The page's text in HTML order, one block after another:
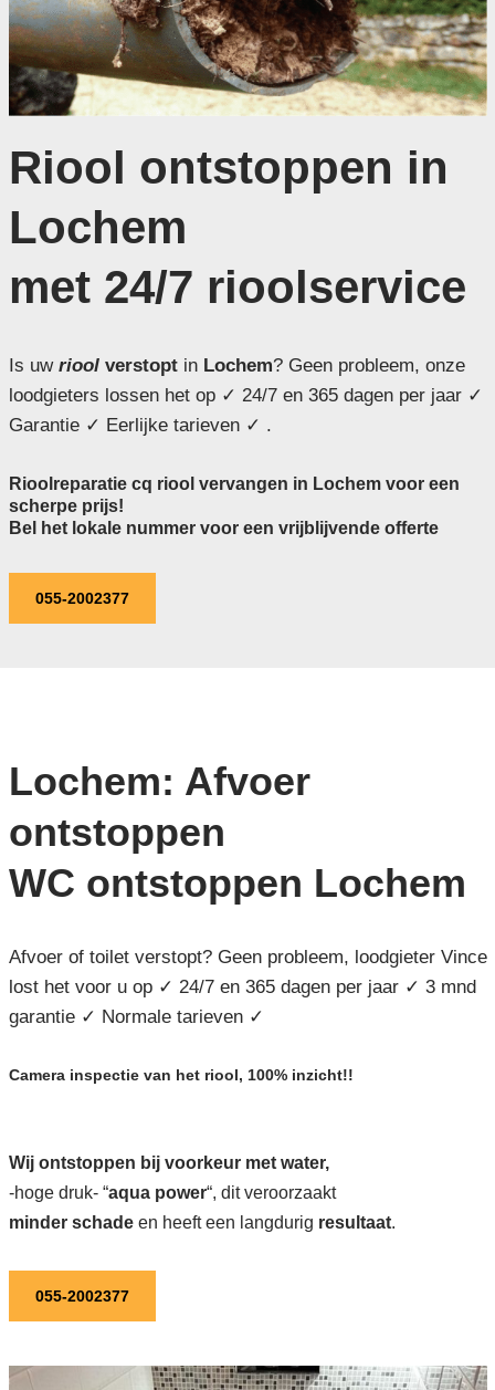
Riool ontstoppen in
Lochem
met 24/7 rioolservice
Is uw rioolverstoptin Lochem? Geen probleem, onze
loodgieters lossen het op ✓ 24/7 en 365 dagen per jaar ✓
Garantie ✓ Eerlijke tarieven ✓ .
Rioolreparatie cq riool vervangen in Lochem voor een
scherpe prijs!
Bel het lokale nummer voor een vrijblijvende offerte
055-2002377
Lochem: Afvoer
ontstoppen
WC ontstoppen Lochem
Afvoer of toilet verstopt? Geen probleem, loodgieter Vince
lost het voor u op ✓ 24/7 en 365 dagen per jaar ✓ 3 mnd
garantie ✓ Normale tarieven ✓
Camera inspectie van het riool, 100% inzicht!!
Wij ontstoppen bij voorkeur met water,
-hoge druk- “aqua power“, dit veroorzaakt
minder schadeen heeft een langdurig resultaat.
055-2002377